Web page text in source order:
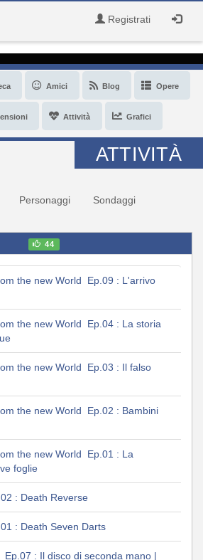
Registrati
Amici Blog Opere
Attività Grafici
ATTIVITÀ
Personaggi Sondaggi
44
the new World Ep.09 : L'arrivo
the new World Ep.04 : La storia
the new World Ep.03 : Il falso
the new World Ep.02 : Bambini
the new World Ep.01 : La
foglie
: Death Reverse
: Death Seven Darts
: Il disco di seconda mano |